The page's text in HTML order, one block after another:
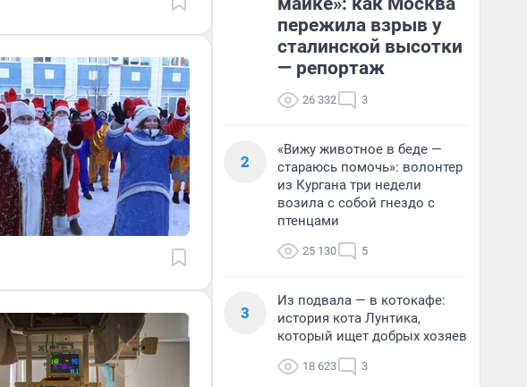
пережила взрыв у
сталинской высотки
— репортаж
26 332 3
2
«Вижу животное в беде —
стараюсь помочь»: волонтер
из Кургана три недели
возила с собой гнездо с
птенцами
25 130 5
3
Из подвала — в котокафе:
история кота Лунтика,
который ищет добрых хозяев
18 623 3